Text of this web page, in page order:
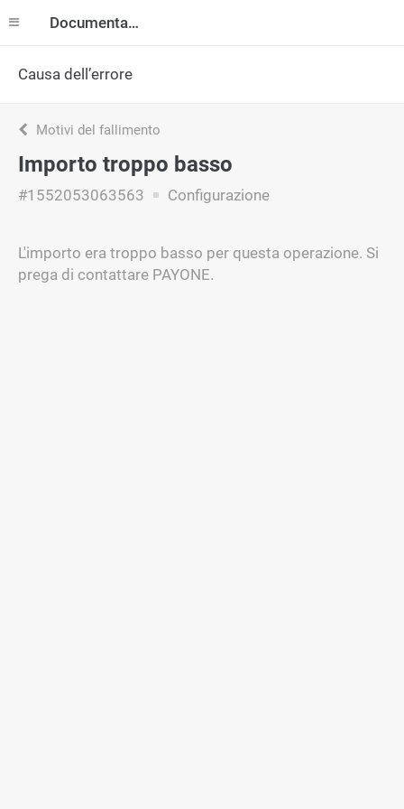
Documentazione
Causa dell’errore
Motivi del fallimento
Importo troppo basso
#1552053063563 Configurazione
L'importo era troppo basso per questa operazione. Si
prega di contattare PAYONE.